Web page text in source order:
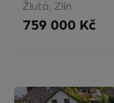
Žlutá, Zlín
759 000 Kč